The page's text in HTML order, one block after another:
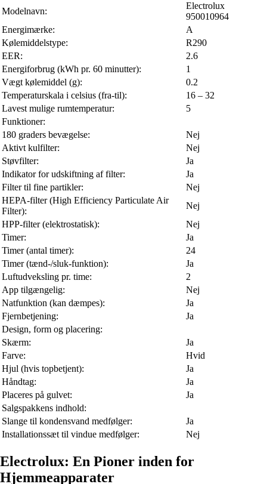
Modelnavn:
Electrolux
950010964
Energimærke:
A
Kølemiddelstype:
R290
EER:
2.6
Energiforbrug (kWh pr. 60 minutter):
1
Vægt kølemiddel (g):
0.2
Temperaturskala i celsius (fra-til):
16 – 32
Lavest mulige rumtemperatur:
5
Funktioner:
180 graders bevægelse:
Nej
Aktivt kulfilter:
Nej
Støvfilter:
Ja
Indikator for udskiftning af filter:
Ja
Filter til fine partikler:
Nej
HEPA-filter (High Efficiency Particulate Air
Filter):
Nej
HPP-filter (elektrostatisk):
Nej
Timer:
Ja
Timer (antal timer):
24
Timer (tænd-/sluk-funktion):
Ja
Luftudveksling pr. time:
2
App tilgængelig:
Nej
Natfunktion (kan dæmpes):
Ja
Fjernbetjening:
Ja
Design, form og placering:
Skærm:
Ja
Farve:
Hvid
Hjul (hvis topbetjent):
Ja
Håndtag:
Ja
Placeres på gulvet:
Ja
Salgspakkens indhold:
Slange til kondensvand medfølger:
Ja
Installationssæt til vindue medfølger:
Nej
Electrolux: En Pioner inden for
Hjemmeapparater